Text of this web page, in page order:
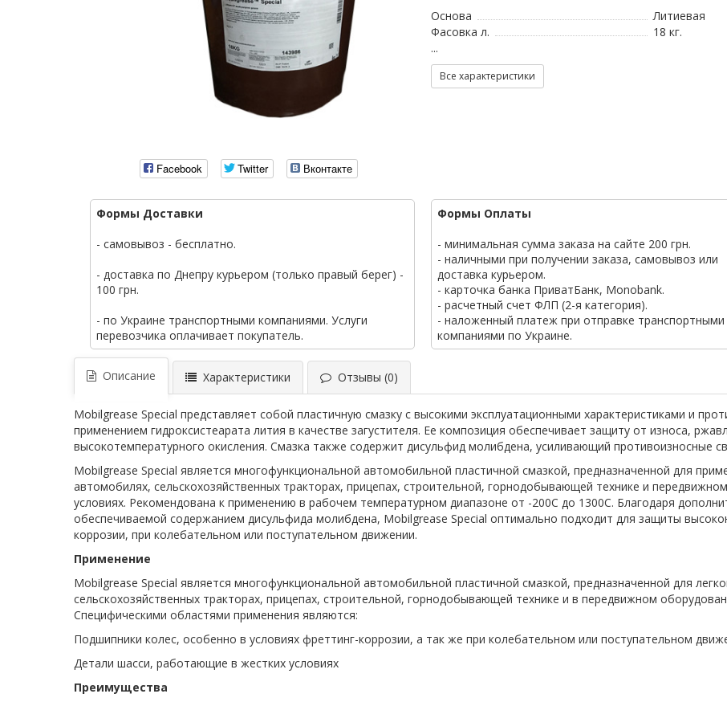
Facebook Twitter Вконтакте
Основа
Литиевая
Фасовка л.
18 кг.
...
Все характеристики
Формы Доставки
- самовывоз - бесплатно.
- доставка по Днепру курьером (только правый берег) -
100 грн.
- по Украине транспортными компаниями. Услуги
перевозчика оплачивает покупатель.
Формы Оплаты
- минимальная сумма заказа на сайте 200 грн.
- наличными при получении заказа, самовывоз или
доставка курьером.
- карточка банка ПриватБанк, Monobank.
- расчетный счет ФЛП (2-я категория).
- наложенный платеж при отправке транспортными
компаниями по Украине.
Описание Характеристики Отзывы (0)
Mobilgrease Special представляет собой пластичную смазку с высокими эксплуатационными характеристиками и
применением гидроксистеарата лития в качестве загустителя. Ее композиция обеспечивает защиту от износа,
высокотемпературного окисления. Смазка также содержит дисульфид молибдена, усиливающий противоизносные
Mobilgrease Special является многофункциональной автомобильной пластичной смазкой, предназначенной для
автомобилях, сельскохозяйственных тракторах, прицепах, строительной, горнодобывающей технике и
условиях. Рекомендована к применению в рабочем температурном диапазоне от -200С до 1300С. Благодаря
обеспечиваемой содержанием дисульфида молибдена, Mobilgrease Special оптимально подходит для защиты
коррозии, при колебательном или поступательном движении.
Применение
Mobilgrease Special является многофункциональной автомобильной пластичной смазкой, предназначенной для
сельскохозяйственных тракторах, прицепах, строительной, горнодобывающей технике и в передвижном
Специфическими областями применения являются:
Подшипники колес, особенно в условиях фреттинг-коррозии, а так же при колебательном или поступательном
Детали шасси, работающие в жестких условиях
Преимущества